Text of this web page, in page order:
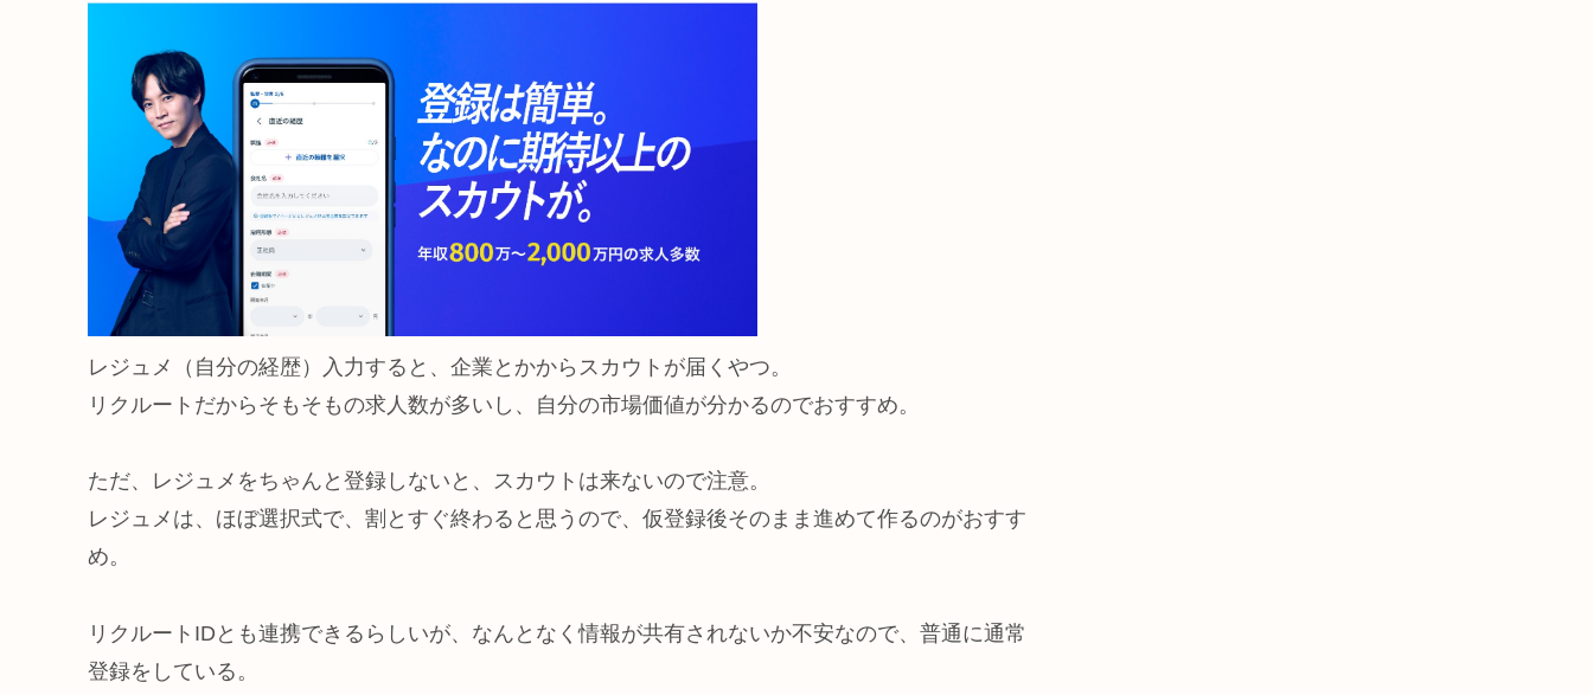
レジュメ（自分の経歴）入力すると、企業とかからスカウトが届くやつ。
リクルートだからそもそもの求人数が多いし、自分の市場価値が分かるのでおすすめ。
ただ、レジュメをちゃんと登録しないと、スカウトは来ないので注意。
レジュメは、ほぼ選択式で、割とすぐ終わると思うので、仮登録後そのまま進めて作るのがおすす
め。
リクルートIDとも連携できるらしいが、なんとなく情報が共有されないか不安なので、普通に通常
登録をしている。